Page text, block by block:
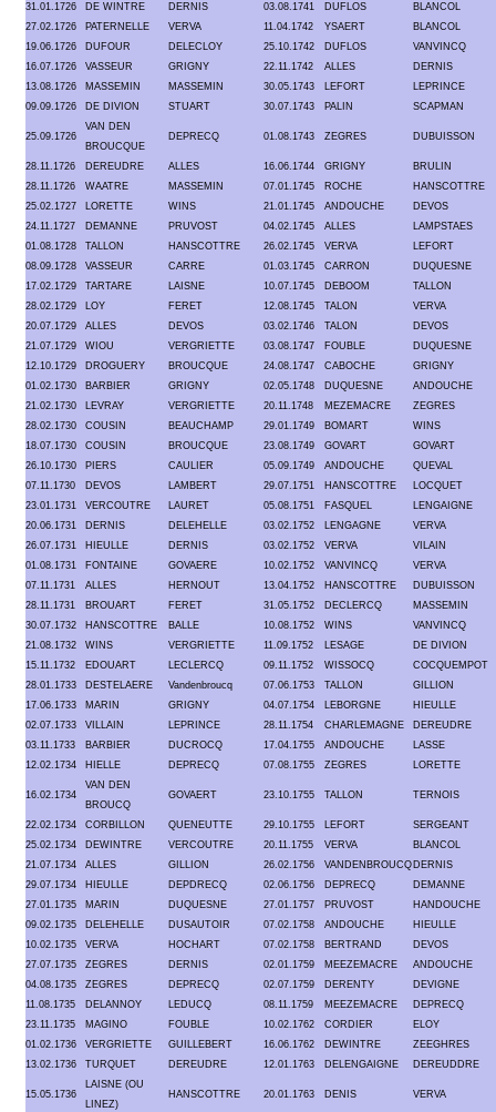
31.01.1726 DE WINTRE DERNIS 03.08.1741 DUFLOS
BLANCOL
27.02.1726
PATERNELLE VERVA 11.04.1742 YSAERT
BLANCOL
19.06.1726
DUFOUR DELECLOY 25.10.1742 DUFLOS
VANVINCQ
16.07.1726
VASSEUR GRIGNY 22.11.1742 ALLES
DERNIS
13.08.1726
MASSEMIN MASSEMIN 30.05.1743 LEFORT
LEPRINCE
09.09.1726
DE DIVION STUART 30.07.1743 PALIN SCAPMAN
25.09.1726
VAN DEN
BROUCQUE
DEPRECQ 01.08.1743 ZEGRES DUBUISSON
28.11.1726 DEREUDRE ALLES 16.06.1744 GRIGNY
BRULIN
28.11.1726
WAATRE MASSEMIN 07.01.1745 ROCHE
HANSCOTTRE
25.02.1727
LORETTE WINS 21.01.1745 ANDOUCHE
DEVOS
24.11.1727
DEMANNE PRUVOST 04.02.1745 ALLES
LAMPSTAES
01.08.1728
TALLON HANSCOTTRE 26.02.1745 VERVA
LEFORT
08.09.1728
VASSEUR CARRE 01.03.1745 CARRON
DUQUESNE
17.02.1729
TARTARE LAISNE 10.07.1745 DEBOOM
TALLON
28.02.1729
LOY FERET 12.08.1745 TALON
VERVA
20.07.1729
ALLES DEVOS 03.02.1746 TALON
DEVOS
21.07.1729
WIOU VERGRIETTE 03.08.1747 FOUBLE
DUQUESNE
12.10.1729
DROGUERY BROUCQUE 24.08.1747 CABOCHE
GRIGNY
01.02.1730
BARBIER GRIGNY 02.05.1748 DUQUESNE
ANDOUCHE
21.02.1730
LEVRAY VERGRIETTE 20.11.1748 MEZEMACRE
ZEGRES
28.02.1730
COUSIN BEAUCHAMP 29.01.1749 BOMART
WINS
18.07.1730
COUSIN BROUCQUE 23.08.1749 GOVART
GOVART
26.10.1730
PIERS CAULIER 05.09.1749 ANDOUCHE
QUEVAL
07.11.1730
DEVOS LAMBERT 29.07.1751 HANSCOTTRE
LOCQUET
23.01.1731
VERCOUTRE LAURET 05.08.1751 FASQUEL
LENGAIGNE
20.06.1731
DERNIS DELEHELLE 03.02.1752 LENGAGNE
VERVA
26.07.1731
HIEULLE DERNIS 03.02.1752 VERVA
VILAIN
01.08.1731
FONTAINE GOVAERE 10.02.1752 VANVINCQ
VERVA
07.11.1731
ALLES HERNOUT 13.04.1752 HANSCOTTRE
DUBUISSON
28.11.1731
BROUART FERET 31.05.1752 DECLERCQ
MASSEMIN
30.07.1732
HANSCOTTRE BALLE 10.08.1752 WINS
VANVINCQ
21.08.1732
WINS VERGRIETTE 11.09.1752 LESAGE
DE DIVION
15.11.1732
EDOUART LECLERCQ 09.11.1752 WISSOCQ
COCQUEMPOT
28.01.1733
DESTELAERE Vandenbroucq 07.06.1753 TALLON
GILLION
17.06.1733
MARIN GRIGNY 04.07.1754 LEBORGNE
HIEULLE
02.07.1733
VILLAIN LEPRINCE 28.11.1754 CHARLEMAGNE
DEREUDRE
03.11.1733
BARBIER DUCROCQ 17.04.1755 ANDOUCHE
LASSE
12.02.1734
HIELLE DEPRECQ 07.08.1755 ZEGRES LORETTE
16.02.1734
VAN DEN
BROUCQ
GOVAERT 23.10.1755 TALLON TERNOIS
22.02.1734 CORBILLON QUENEUTTE 29.10.1755 LEFORT
SERGEANT
25.02.1734
DEWINTRE VERCOUTRE 20.11.1755 VERVA
BLANCOL
21.07.1734
ALLES GILLION 26.02.1756 VANDENBROUCQ DERNIS
29.07.1734
HIEULLE DEPDRECQ 02.06.1756 DEPRECQ
DEMANNE
27.01.1735
MARIN DUQUESNE 27.01.1757 PRUVOST
HANDOUCHE
09.02.1735
DELEHELLE DUSAUTOIR 07.02.1758 ANDOUCHE
HIEULLE
10.02.1735
VERVA HOCHART 07.02.1758 BERTRAND
DEVOS
27.07.1735
ZEGRES DERNIS 02.01.1759 MEEZEMACRE
ANDOUCHE
04.08.1735
ZEGRES DEPRECQ 02.07.1759 DERENTY
DEVIGNE
11.08.1735
DELANNOY LEDUCQ 08.11.1759 MEEZEMACRE
DEPRECQ
23.11.1735
MAGINO FOUBLE 10.02.1762 CORDIER
ELOY
01.02.1736
VERGRIETTE GUILLEBERT 16.06.1762 DEWINTRE
ZEEGHRES
13.02.1736
TURQUET DEREUDRE 12.01.1763 DELENGAIGNE DEREUDDRE
15.05.1736
LAISNE (OU
LINEZ)
HANSCOTTRE 20.01.1763 DENIS VERVA